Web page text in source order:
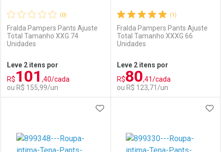
Comprar sem Desconto
Por R$ 154,99/cada
Comprar sem Desconto
Por R$ 154,99/cada
Comprar sem Desconto
Por R$ 154,99/cada
Comprar sem Desconto
Por R$ 154,99/cada
(0)
Fralda Pampers Pants Ajuste
Total Tamanho XXG 74
Unidades
Leve 2 itens por
R$101 ,40/cada
ou R$ 155,99/un
Laboratório
Por Menos
(1)
Fralda Pampers Pants Ajuste
Total Tamanho XXXG 66
Unidades
Leve 2 itens por
R$80,41/cada
ou R$ 123,71/un
Laboratório
Por Menos
ADICIONAR AOS FAVORITOS